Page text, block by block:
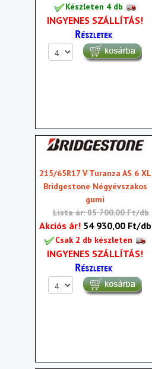
Készleten 4 db
INGYENES SZÁLLÍTÁS!
215/65R17 V Turanza AS 6 XL
Bridgestone Négyévszakos
gumi
Lista ár: 85 700,00 Ft/db
Akciós ár! 54 930,00 Ft/db
Csak 2 db készleten
INGYENES SZÁLLÍTÁS!